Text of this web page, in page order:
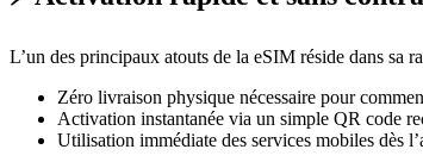
L’un des principaux atouts de la eSIM réside dans sa
Zéro livraison physique nécessaire pour
Activation instantanée via un simple QR code
Utilisation immédiate des services mobiles dès